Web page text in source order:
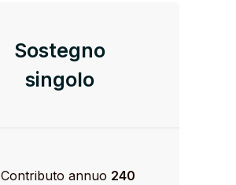
Sostegno
singolo
Contributo annuo 240